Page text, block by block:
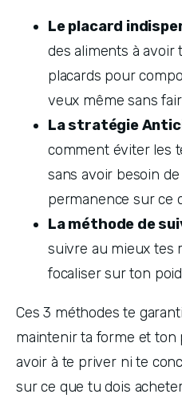
Le placard
des aliments à avoir
placards pour
veux même sans
La stratégie
comment éviter les
sans avoir besoin
permanence sur ce
La méthode de
suivre au mieux tes
focaliser sur ton
Ces 3 méthodes te
maintenir ta forme et ton
avoir à te priver ni te
sur ce que tu dois